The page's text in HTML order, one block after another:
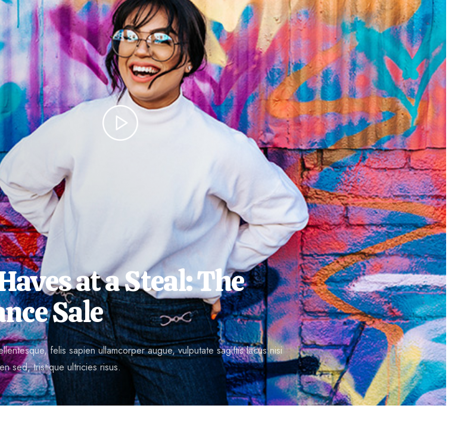
at a Steal: The
Sale
felis sapien ullamcorper augue, vulputate sagittis lacus nisi
sed, tristique ultricies risus.